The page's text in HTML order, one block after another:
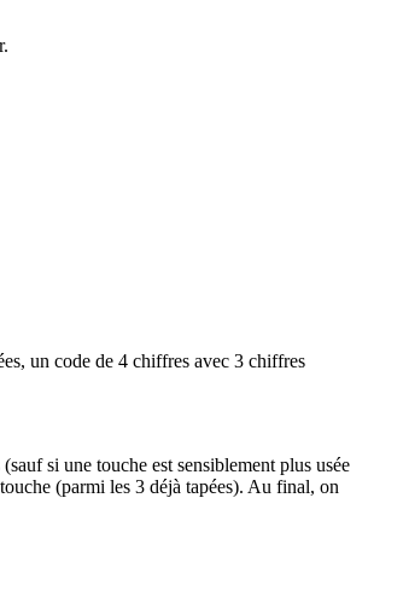
un code de 4 chiffres avec 3 chiffres
si une touche est sensiblement plus usée
(parmi les 3 déjà tapées). Au final, on